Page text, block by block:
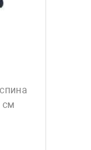
см